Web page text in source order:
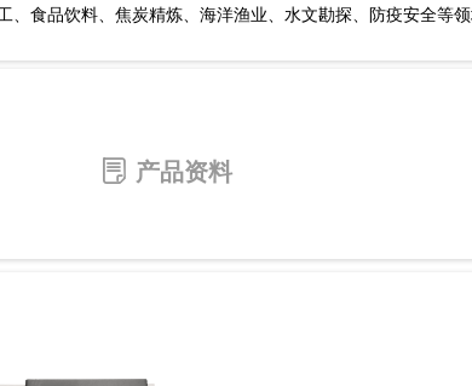
、食品饮料、焦炭精炼、海洋渔业、水文勘探、防疫安全等领
ꂓ 产品资料